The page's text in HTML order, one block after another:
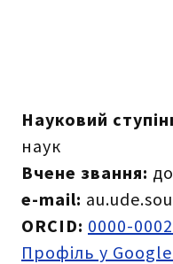
Науковий
наук
Вчене звання:
e-mail:
ORCID: 0000-
Профіль у